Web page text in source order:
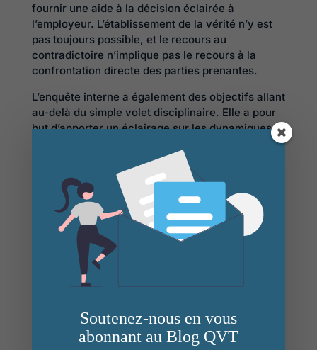
fournir une aide à la décision éclairée à
l’employeur. L’établissement de la vérité n’y est
pas toujours possible, et le recours au
contradictoire n’implique pas le recours à la
confrontation directe des parties prenantes.
L’enquête interne a également des objectifs allant
au-delà du simple volet disciplinaire. Elle a pour
but d’apporter un éclairage sur les dynamiques
l’occurrence des faits. Outre la prononciation de
sanctions, elle peut donner lieu à des
recommandations d’ordre organisationnel et
préventif, ou à des mesures de soutien et
d’accompagnement. Elle peut enfin conduire à
remettre en question les dispositifs d’alerte et de
traitement dans une logique d’amélioration
continue.
les employeurs préférant confier l’enquête à des
tiers indépendants. Ces derniers sont souvent
psychologues ou avocats.
Soutenez-nous en vous
abonnant au Blog QVT